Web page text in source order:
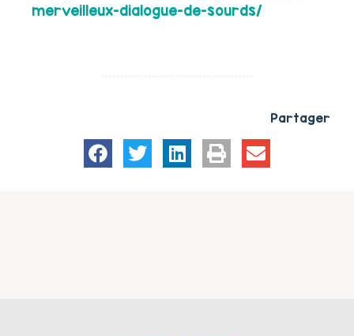
merveilleux-dialogue-de-sourds/
Partager